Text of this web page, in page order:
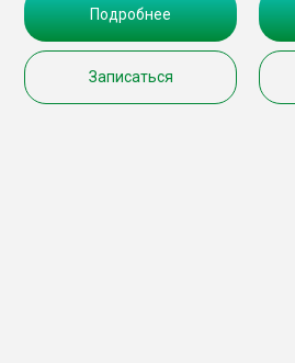
Подробнее
Записаться